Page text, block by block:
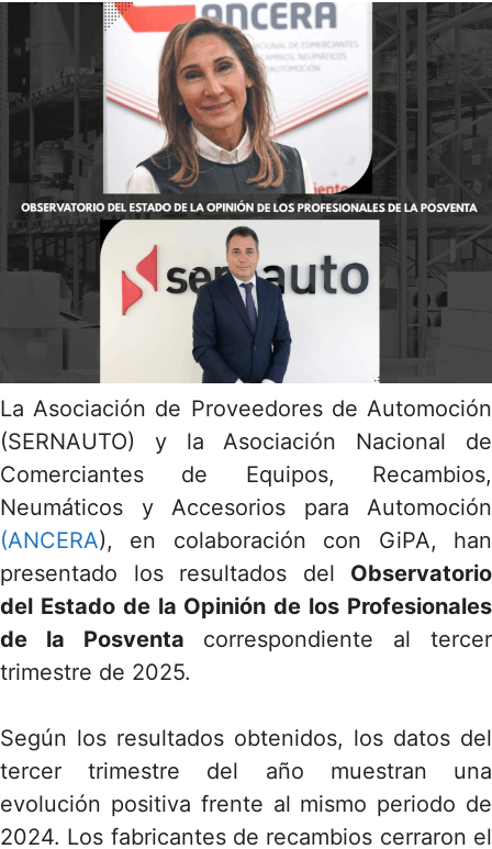
La Asociación de Proveedores de Automoción
(SERNAUTO) y la Asociación Nacional de
Comerciantes de Equipos, Recambios,
Neumáticos y Accesorios para Automoción
(ANCERA), en colaboración con GiPA, han
presentado los resultados del Observatorio
del Estado de la Opinión de los Profesionales
de la Posventa correspondiente al tercer
trimestre de 2025.
Según los resultados obtenidos, los datos del
tercer trimestre del año muestran una
evolución positiva frente al mismo periodo de
2024. Los fabricantes de recambios cerraron el